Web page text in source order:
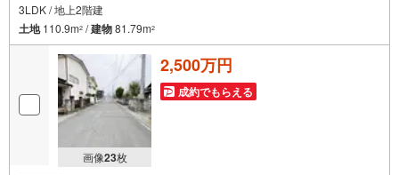
3LDK / 地上2階建
土地110.9m2 /建物81.79m2
画像23枚
2,500万円
成約でもらえる